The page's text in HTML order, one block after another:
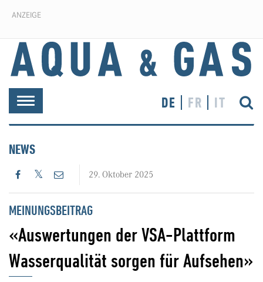
ANZEIGE
Toggle
navigation
DE FR IT
NEWS
29. Oktober 2025
MEINUNGSBEITRAG
«Auswertungen der VSA-Plattform
Wasserqualität sorgen für Aufsehen»